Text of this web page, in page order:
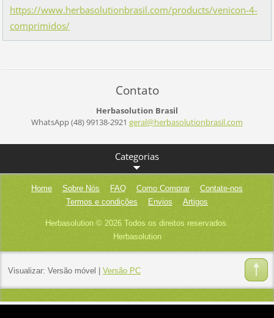
https://www.herbasolutionbrasil.com/products/venicon-4-
comprimidos/
Contato
Herbasolution Brasil
WhatsApp (48) 99138-2921 geral@herbasolutionbrasil.com
Categorias
Home Sobre Nós FAQ Como Comprar
Contate-nos
Termos e condições
Envios Artigos
Herbasolution © 2026 Todos os direitos reservados.
Herbasolution
Visualizar: Versão móvel Versão PC